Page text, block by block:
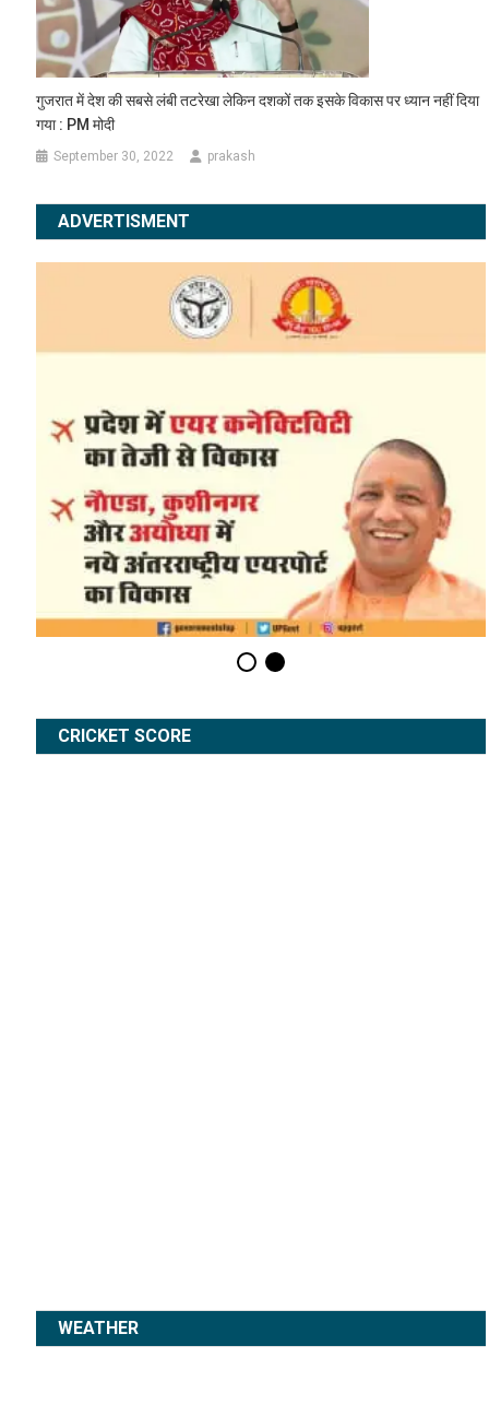
गुजरात में देश की सबसे लंबी तटरेखा लेकिन दशकों तक इसके विकास पर ध्यान नहीं दिया
गया : PM मोदी
September 30, 2022 prakash
ADVERTISMENT
CRICKET SCORE
WEATHER